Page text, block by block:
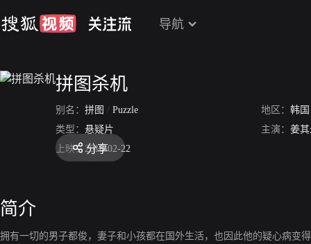
导航
拼图杀机
别名： 拼图 / Puzzle 地区： 韩国
类型： 悬疑片 主演： 姜
上映： 2018-02-22
分享
简介
拥有一切的男子都俊，妻子和小孩都在国外生活，也因此他的疑心病变